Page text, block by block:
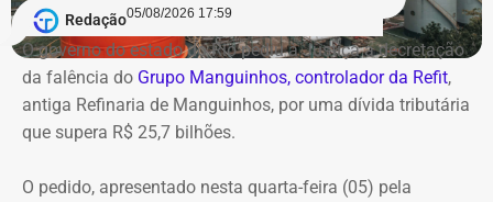
Redação05/08/2026 17:59
O governo do estado do Rio pediu à Justiça a decretação
da falência do Grupo Manguinhos, controlador da Refit,
antiga Refinaria de Manguinhos, por uma dívida tributária
que supera R$ 25,7 bilhões.
O pedido, apresentado nesta quarta-feira (05) pela